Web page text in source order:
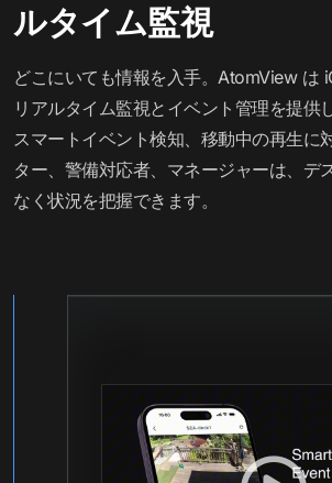
ルタイム監視
どこにいても情報を入手。AtomView は
リアルタイム監視とイベント管理を提供
スマートイベント検知、移動中の再生に
ター、警備対応者、マネージャーは、デ
なく状況を把握できます。